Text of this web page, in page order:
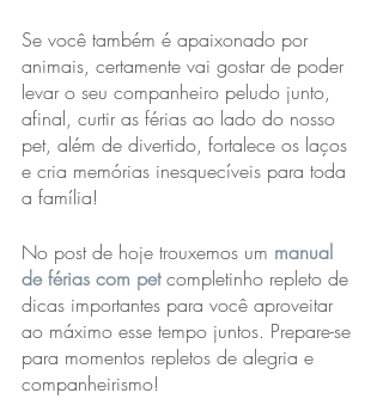
Se você também é apaixonado por
animais, certamente vai gostar de poder
levar o seu companheiro peludo junto,
afinal, curtir as férias ao lado do nosso
pet, além de divertido, fortalece os laços
e cria memórias inesquecíveis para toda
a família!
No post de hoje trouxemos um manual
de férias com pet completinho repleto de
dicas importantes para você aproveitar
ao máximo esse tempo juntos. Prepare-se
para momentos repletos de alegria e
companheirismo!